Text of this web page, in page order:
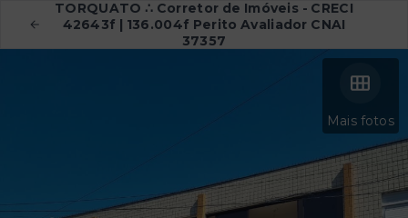
TORQUATO ∴ Corretor de Imóveis - CRECI
42643f | 136.004f Perito Avaliador CNAI
37357
Mais fotos